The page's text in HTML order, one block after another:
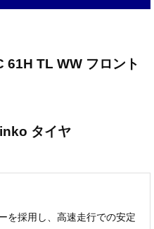
61H TL WW フロント
タイヤ
を採用し、高速走行での安定